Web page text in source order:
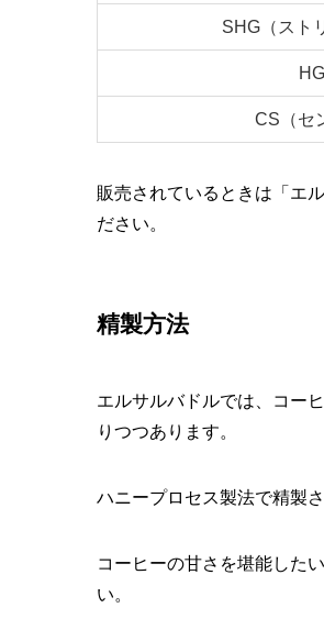
SHG（スト
CS（セ
販売されているときは「エ
ださい。
精製方法
エルサルバドルでは、コー
りつつあります。
ハニープロセス製法で精製
コーヒーの甘さを堪能した
い。